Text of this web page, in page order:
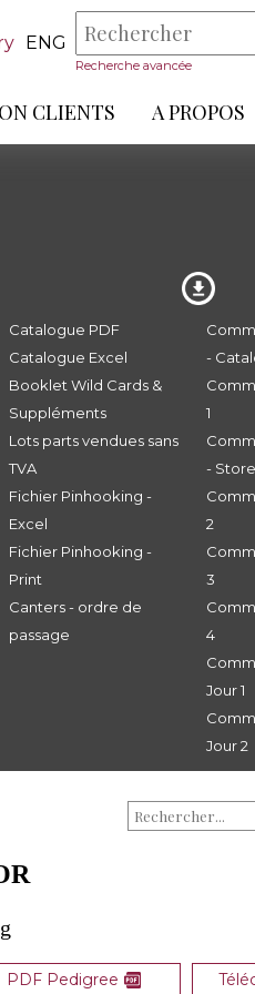
ENG
Recherche avancée
CLIENTS A PROPOS
Catalogue PDF
Catalogue Excel
Booklet Wild Cards &
Suppléments
Lots parts vendues sans
TVA
Fichier Pinhooking -
Excel
Fichier Pinhooking -
Print
Canters - ordre de
passage
-
1
-
2
3
4
Jour 1
Jour 2
PDF Pedigree